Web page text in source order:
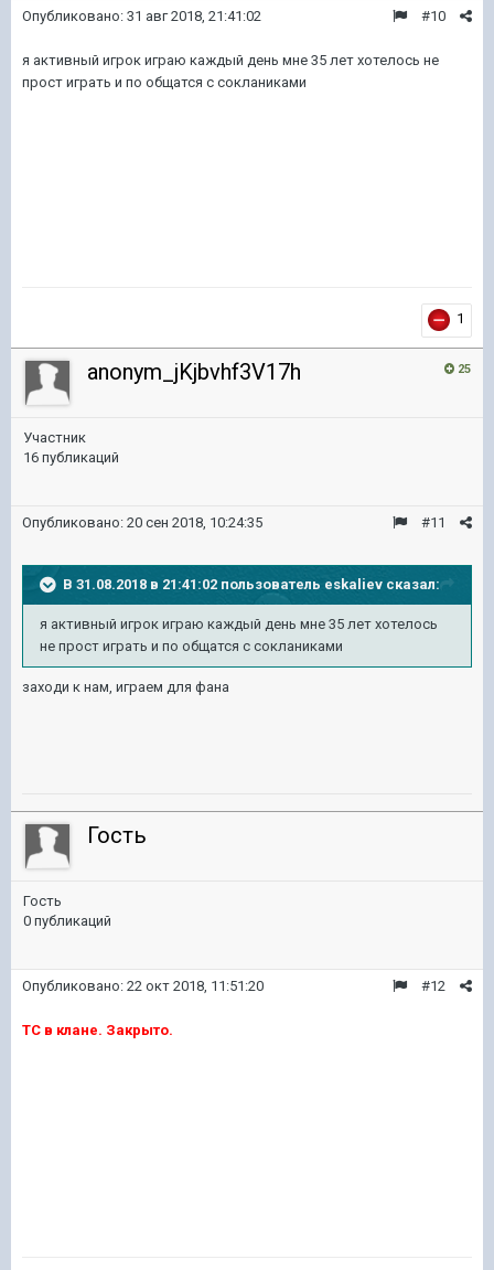
#10
Опубликовано: 31 авг 2018, 21:41:02
я активный игрок играю каждый день мне 35 лет хотелось не
прост играть и по общатся с сокланиками
1
25
anonym_jKjbvhf3V17h
Участник
16 публикаций
#11
Опубликовано: 20 сен 2018, 10:24:35
В 31.08.2018 в 21:41:02 пользователь eskaliev сказал:
я активный игрок играю каждый день мне 35 лет хотелось
не прост играть и по общатся с сокланиками
заходи к нам, играем для фана
Гость
Гость
0 публикаций
#12
Опубликовано: 22 окт 2018, 11:51:20
ТС в клане. Закрыто.